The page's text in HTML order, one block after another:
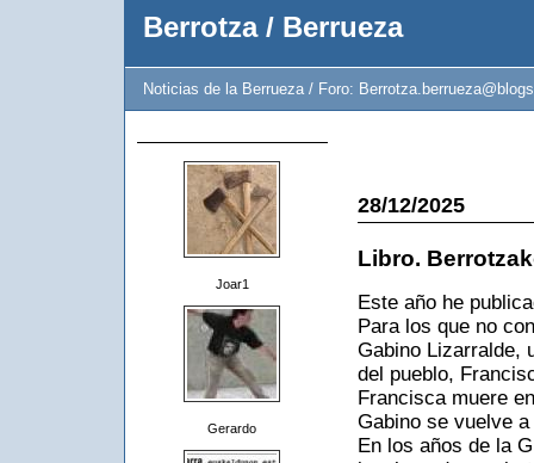
Berrotza / Berrueza
Noticias de la Berrueza / Foro:
Joar1
Gerardo
28/12/2025
Libro.
Este año he
Para los que no
Gabino Lizarralde,
del pueblo,
Francisca muere
Gabino se vuelve
En los años de la